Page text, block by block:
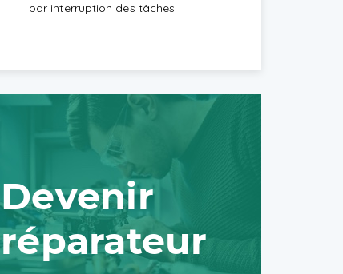
par interruption des tâches
Devenir
réparateur